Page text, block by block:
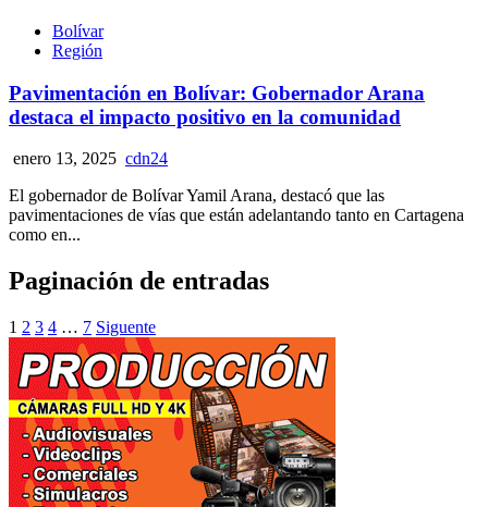
Bolívar
Región
Pavimentación en Bolívar: Gobernador Arana
destaca el impacto positivo en la comunidad
enero 13, 2025 cdn24
El gobernador de Bolívar Yamil Arana, destacó que las
pavimentaciones de vías que están adelantando tanto en Cartagena
como en...
Paginación de entradas
1 2 3 4 … 7 Siguente